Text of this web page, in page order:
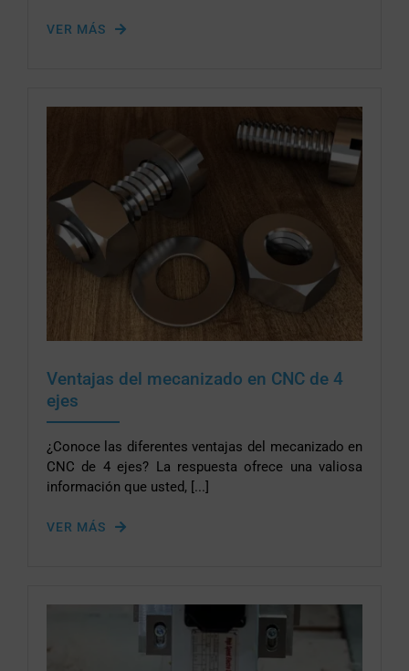
VER MÁS
Ventajas del mecanizado en CNC de 4
ejes
¿Conoce las diferentes ventajas del mecanizado en
CNC de 4 ejes? La respuesta ofrece una valiosa
información que usted, [...]
VER MÁS